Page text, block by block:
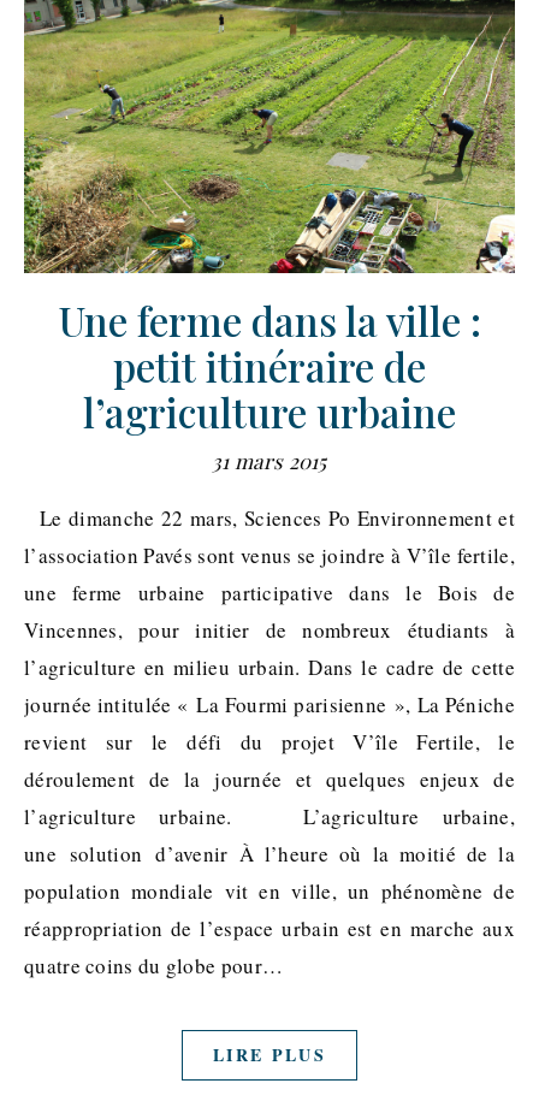
Une ferme dans la ville :
petit itinéraire de
l’agriculture urbaine
31 mars 2015
Le dimanche 22 mars, Sciences Po Environnement et
l’association Pavés sont venus se joindre à V’île fertile,
une ferme urbaine participative dans le Bois de
Vincennes, pour initier de nombreux étudiants à
l’agriculture en milieu urbain. Dans le cadre de cette
journée intitulée « La Fourmi parisienne », La Péniche
revient sur le défi du projet V’île Fertile, le
déroulement de la journée et quelques enjeux de
l’agriculture urbaine. L’agriculture urbaine,
une solution d’avenir À l’heure où la moitié de la
population mondiale vit en ville, un phénomène de
réappropriation de l’espace urbain est en marche aux
quatre coins du globe pour…
LIRE PLUS